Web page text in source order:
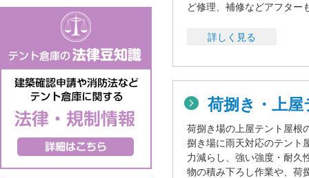
ど修理、補修などアフター
詳しく見る
荷捌き・上屋
荷捌き場の上屋テント屋根
捌き場に雨天対応のテント
力減らし、強い強度・耐久
物の積み下ろし作業や、荷